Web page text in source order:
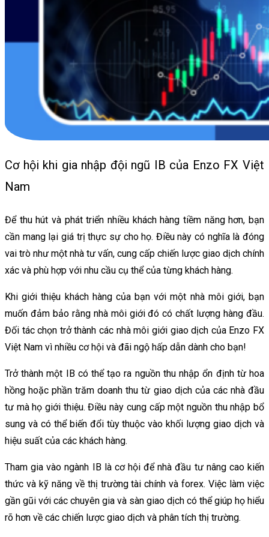
Cơ hội khi gia nhập đội ngũ IB của Enzo FX Việt
Nam
Để thu hút và phát triển nhiều khách hàng tiềm năng hơn, bạn
cần mang lại giá trị thực sự cho họ. Điều này có nghĩa là đóng
vai trò như một nhà tư vấn, cung cấp chiến lược giao dịch chính
xác và phù hợp với nhu cầu cụ thể của từng khách hàng.
Khi giới thiệu khách hàng của bạn với một nhà môi giới, bạn
muốn đảm bảo rằng nhà môi giới đó có chất lượng hàng đầu.
Đối tác chọn trở thành các nhà môi giới giao dịch của Enzo FX
Việt Nam vì nhiều cơ hội và đãi ngộ hấp dẫn dành cho bạn!
Trở thành một IB có thể tạo ra nguồn thu nhập ổn định từ hoa
hồng hoặc phần trăm doanh thu từ giao dịch của các nhà đầu
tư mà họ giới thiệu. Điều này cung cấp một nguồn thu nhập bổ
sung và có thể biến đổi tùy thuộc vào khối lượng giao dịch và
hiệu suất của các khách hàng.
Tham gia vào ngành IB là cơ hội để nhà đầu tư nâng cao kiến
thức và kỹ năng về thị trường tài chính và forex. Việc làm việc
gần gũi với các chuyên gia và sàn giao dịch có thể giúp họ hiểu
rõ hơn về các chiến lược giao dịch và phân tích thị trường.